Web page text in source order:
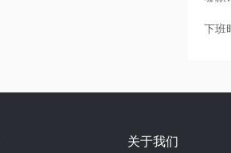
下班
关于我们